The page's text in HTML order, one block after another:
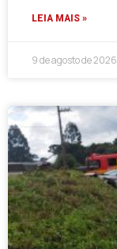
LEIA MAIS »
9 de agosto de 2026